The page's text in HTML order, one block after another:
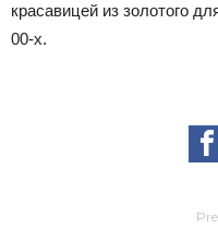
красавицей из золотого
00-х.